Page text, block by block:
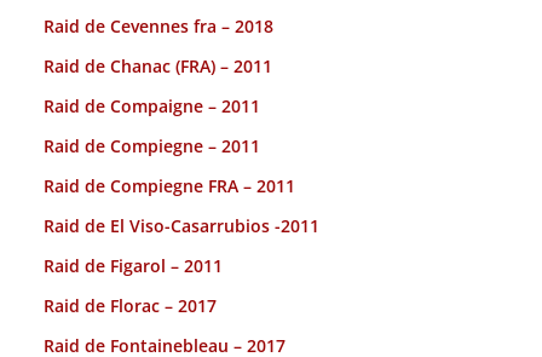
Raid de Cevennes fra – 2018
Raid de Chanac (FRA) – 2011
Raid de Compaigne – 2011
Raid de Compiegne – 2011
Raid de Compiegne FRA – 2011
Raid de El Viso-Casarrubios -2011
Raid de Figarol – 2011
Raid de Florac – 2017
Raid de Fontainebleau – 2017